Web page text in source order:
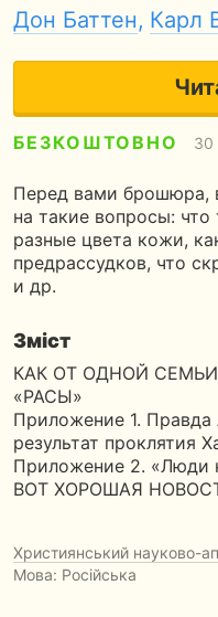
Дон Баттен, Карл
БЕЗКОШТОВНО 30
Перед вами брошюра,
на такие вопросы: что
разные цвета кожи,
предрассудков, что
и др.
Зміст
КАК ОТ ОДНОЙ
«РАСЫ»
Приложение 1.
результат проклятия
Приложение 2. «Люди
ВОТ ХОРОШАЯ
Християнський науково-
Мова: Російська